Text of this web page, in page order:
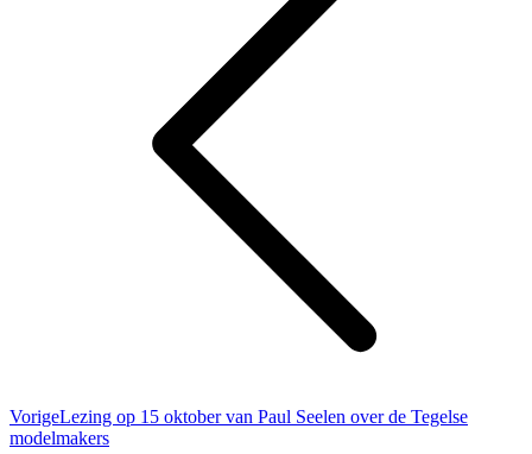
VorigeVorig
bericht
Lezing op 15 oktober van Paul Seelen over de Tegelse
modelmakers